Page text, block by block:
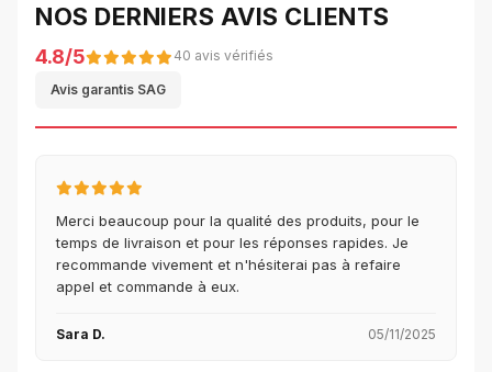
NOS DERNIERS AVIS CLIENTS
4.8/5 40 avis vérifiés
Avis garantis SAG
Merci beaucoup pour la qualité des produits, pour le
temps de livraison et pour les réponses rapides. Je
recommande vivement et n'hésiterai pas à refaire
appel et commande à eux.
Sara D. 05/11/2025